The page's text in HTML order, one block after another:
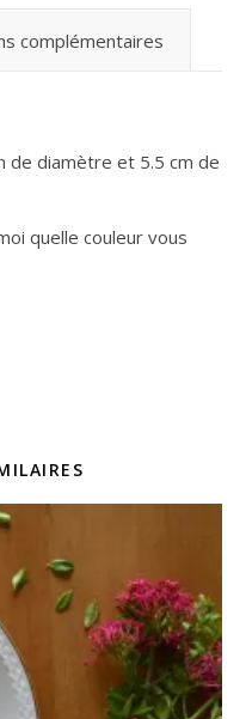
complémentaires
de diamètre et 5.5 cm de
quelle couleur vous